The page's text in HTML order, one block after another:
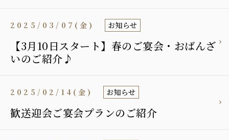
【3月10日スタート】春のご宴会・おばんざ
いのご紹介♪
2025/03/07(金) お知らせ
歓送迎会ご宴会プランのご紹介
2025/02/14(金) お知らせ